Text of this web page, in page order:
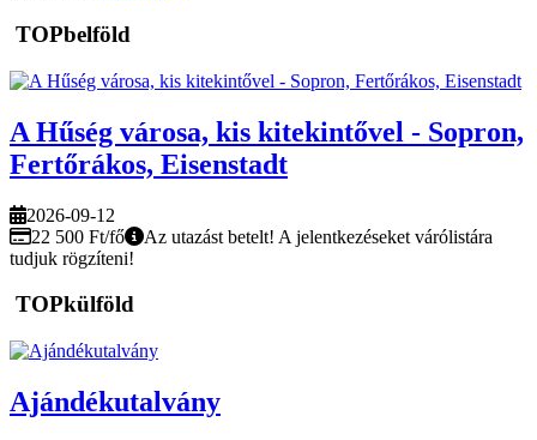
TOPbelföld
A Hűség városa, kis kitekintővel - Sopron,
Fertőrákos, Eisenstadt
2026-09-12
22 500 Ft/fő
Az utazást betelt! A jelentkezéseket várólistára
tudjuk rögzíteni!
TOPkülföld
Ajándékutalvány